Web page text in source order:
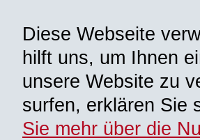
Diese Webseite
hilft uns, um Ihnen
unsere Website zu
surfen, erklären Sie
Sie mehr über die